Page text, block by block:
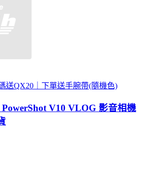
送QX20｜下單送手腕帶(隨機色)
V10 VLOG 影音相機